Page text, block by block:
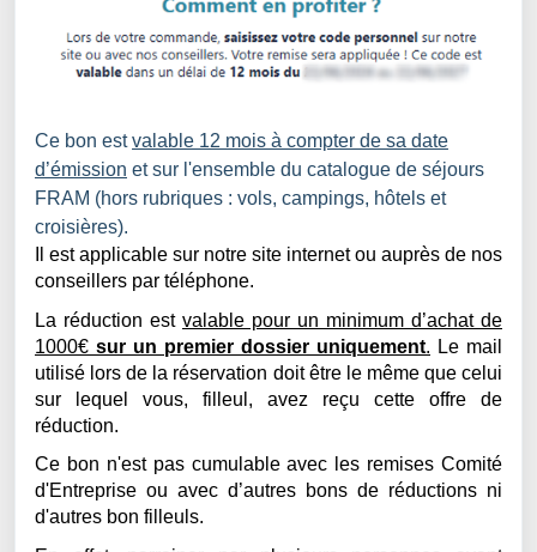
Ce bon estvalable 12 mois à compter de sa date
d’émission etsur l'ensemble du catalogue de séjours
FRAM (hors rubriques : vols, campings, hôtels et
croisières).
Il est applicable sur notre site internet ou auprès de nos
conseillers par téléphone.
La réduction est valable pour un minimum d’achat de
1000€ sur un premier dossier uniquement. Le mail
utilisé lors de la réservation doit être le même que celui
sur lequel vous, filleul, avez reçu cette offre de
réduction.
Ce bon n'est pas cumulable avec les remises Comité
d'Entreprise ou avec d’autres bons de réductions ni
d'autres bon filleuls.